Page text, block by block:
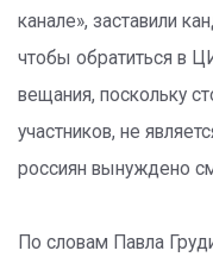
канале», заставили
чтобы обратиться в
вещания, поскольку
участников, не
россиян вынуждено
По словам Павла